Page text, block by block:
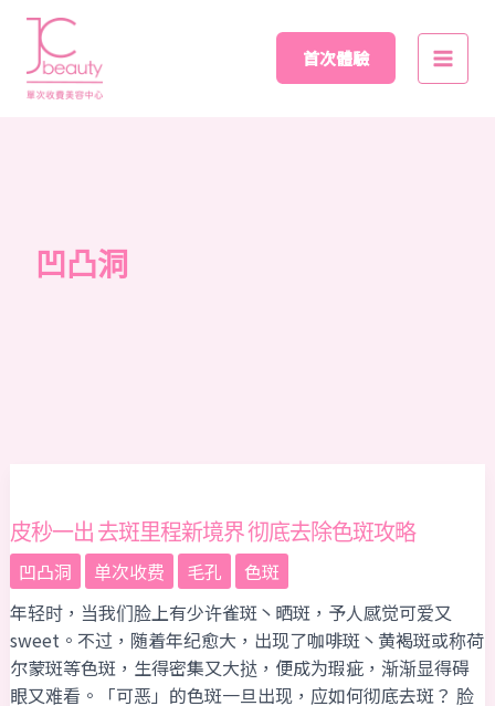
Skip
content
首次體驗
Main
凹凸洞
皮秒一出 去斑里程新境界 彻底去除色斑攻略
凹凸洞
单次收费 毛孔
色斑
年轻时，当我们脸上有少许雀斑丶晒斑，予人感觉可爱又
sweet。不过，随着年纪愈大，出现了咖啡斑丶黄褐斑或称荷
尔蒙斑等色斑，生得密集又大挞，便成为瑕疵，渐渐显得碍
眼又难看。「可恶」的色斑一旦出现，应如何彻底去斑？ 脸
一
出
去
斑
里
程
新